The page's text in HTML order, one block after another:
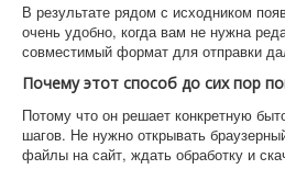
В результате рядом с исходником
очень удобно, когда вам не нужна
совместимый формат для отправки
Почему этот способ до сих пор
Потому что он решает конкретную
шагов. Не нужно открывать
файлы на сайт, ждать обработку и